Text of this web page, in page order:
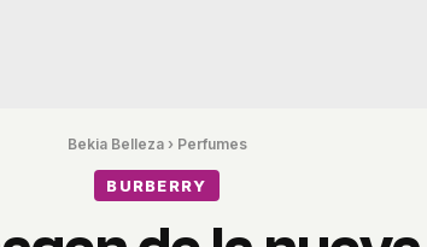
Bekia Belleza› Perfumes
BURBERRY